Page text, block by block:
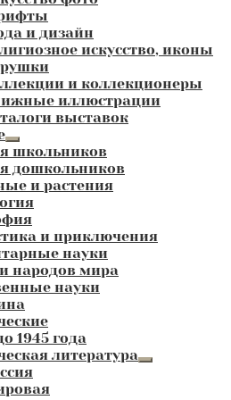
и дизайн
искусство, иконы
и коллекционеры
иллюстрации
выставок
Развернутое
вложенное
меню
школьников
дошкольников
и растения
и приключения
науки
народов мира
науки
1945 года
литература
Развернутое